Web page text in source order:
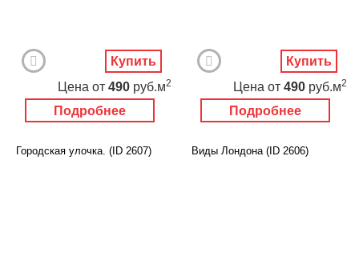
Подробнее
Цена от 490 руб.м2
Купить
Подробнее
Цена от 490 руб.м2
Купить
Городская улочка. (ID 2607) Виды Лондона (ID 2606)